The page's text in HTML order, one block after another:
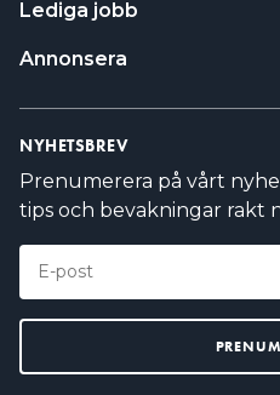
Lediga jobb
Annonsera
NYHETSBREV
Prenumerera på vårt
tips och bevakningar rakt